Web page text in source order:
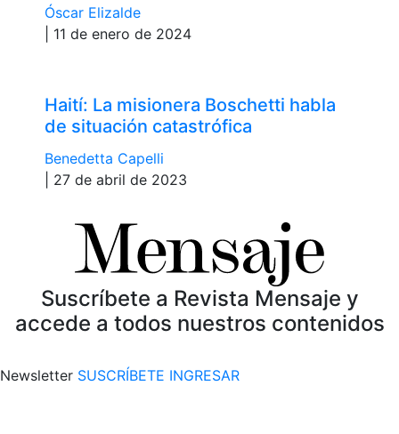
Óscar Elizalde
| 11 de enero de 2024
Haití: La misionera Boschetti habla
de situación catastrófica
Benedetta Capelli
| 27 de abril de 2023
Suscríbete a Revista Mensaje y
accede a todos nuestros contenidos
Newsletter SUSCRÍBETE INGRESAR